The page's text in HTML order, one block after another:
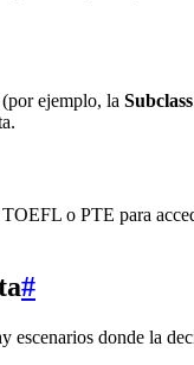
ejemplo, la
o PTE para
#
donde la